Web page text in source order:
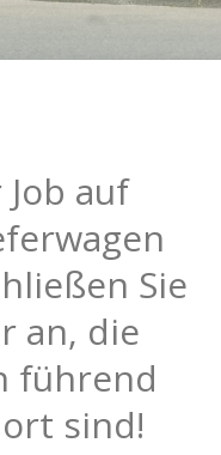
auf
Sie
an, die
führend
sind!